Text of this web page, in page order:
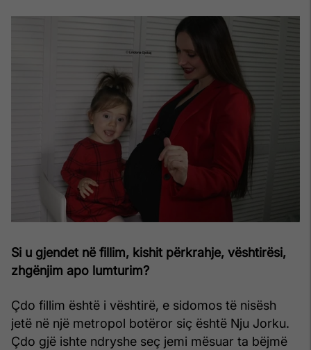
Si u gjendet në fillim, kishit përkrahje, vështirësi,
zhgënjim apo lumturim?
Çdo fillim është i vështirë, e sidomos të nisësh
jetë në një metropol botëror siç është Nju Jorku.
Çdo gjë ishte ndryshe seç jemi mësuar ta bëjmë